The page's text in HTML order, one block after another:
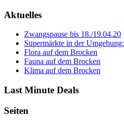
Aktuelles
Zwangspause bis 18./19.04.20
Supermärkte in der Umgebung:
Flora auf dem Brocken
Fauna auf dem Brocken
Klima auf dem Brocken
Last Minute Deals
Seiten